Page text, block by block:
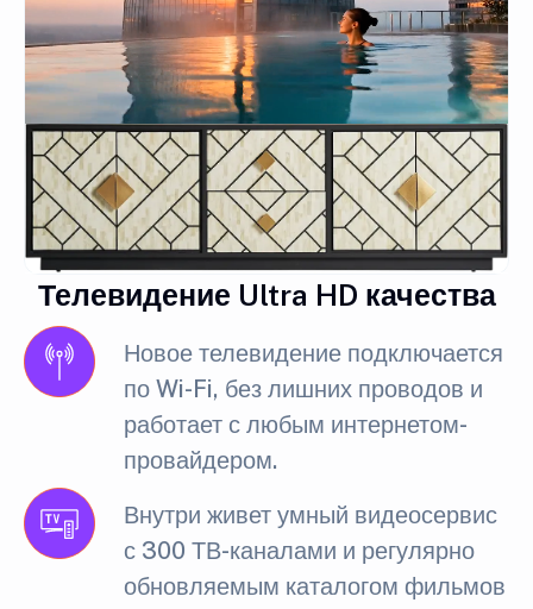
Телевидение Ultra HD качества
Новое телевидение подключается
по Wi-Fi, без лишних проводов и
работает с любым интернетом-
провайдером.
Внутри живет умный видеосервис
с 300 ТВ-каналами и регулярно
обновляемым каталогом фильмов